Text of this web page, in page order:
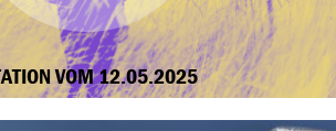
VOM 12.05.2025